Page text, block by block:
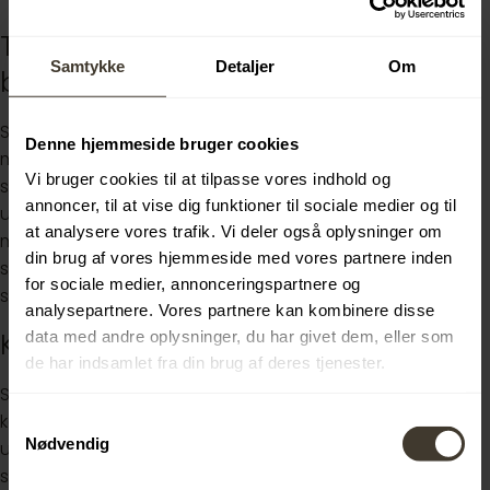
Samtykke Detaljer Om
Denne hjemmeside bruger cookies
Vi bruger cookies til at tilpasse vores indhold og
annoncer, til at vise dig funktioner til sociale medier og til
at analysere vores trafik. Vi deler også oplysninger om
din brug af vores hjemmeside med vores partnere inden
for sociale medier, annonceringspartnere og
analysepartnere. Vores partnere kan kombinere disse
data med andre oplysninger, du har givet dem, eller som
de har indsamlet fra din brug af deres tjenester.
Nødvendig
Til alt det, du er. Og alt det, du kan
blive.
Som en del af PwC er du både en del af en
markedssucces og et sted, der er rart at være. Det er i
samspillet mellem de to, at tilliden opstår og karrieren
udvikler sig. Det er også der, hvor du og dine kolleger er
med til at finde løsninger for vores kunder og for det
samfund, vi alle sammen er en del af. Det er derfor, vi
siger: Succes skaber vi sammen.
Klar til at kickstarte din karriere?
Så send din motiverede ansøgning, dit CV og
karakterudskrift fra din nuværende og tidligere
uddannelse via "Ansøg nu" knappen. Hvis du har
spørgsmål, kan du skrive til Talent Attraction Advisor &